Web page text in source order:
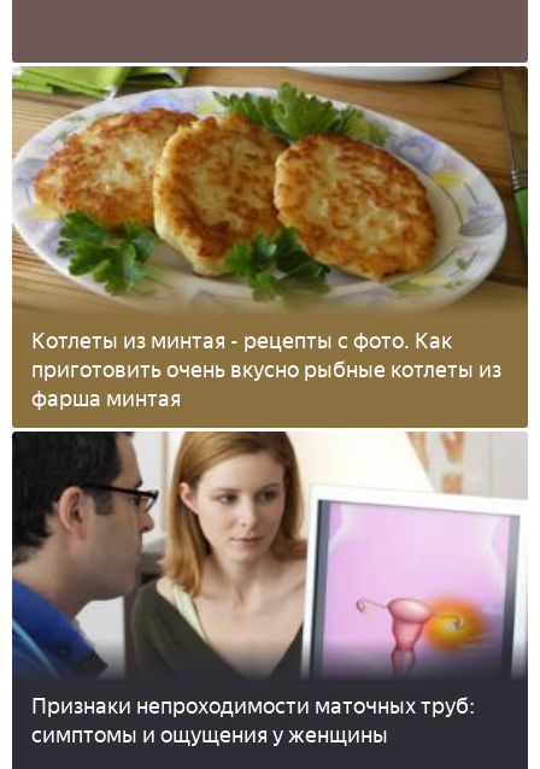
Котлеты из минтая - рецепты с фото. Как
приготовить очень вкусно рыбные котлеты из
фарша минтая
Признаки непроходимости маточных труб:
симптомы и ощущения у женщины